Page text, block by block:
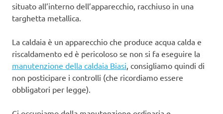
situato all’interno dell’apparecchio, racchiuso in una
targhetta metallica.
La caldaia è un apparecchio che produce acqua calda e
riscaldamento ed è pericoloso se non si fa eseguire la
manutenzione della caldaia Biasi , consigliamo quindi di
non posticipare i controlli (che ricordiamo essere
obbligatori per legge).